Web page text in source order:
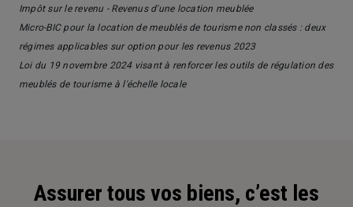
Impôt sur le revenu - Revenus d'une location meublée
Micro-BIC pour la location de meublés de tourisme non classés : deux
régimes applicables sur option pour les revenus 2023
Loi du 19 novembre 2024 visant à renforcer les outils de régulation des
meublés de tourisme à l'échelle locale
Assurer tous vos biens, c’est les